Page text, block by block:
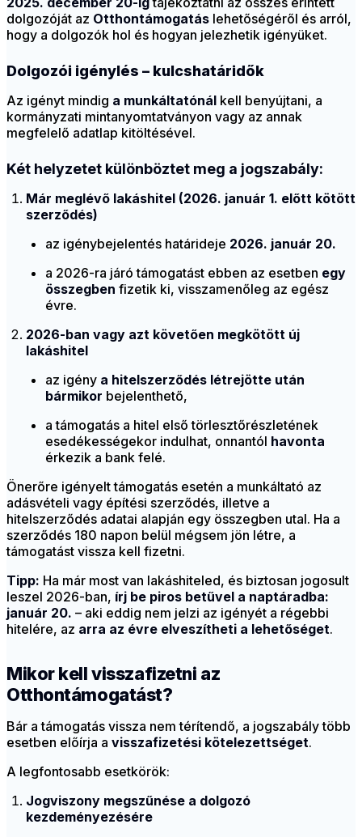
dolgozóját az Otthontámogatás lehetőségéről és arról,
hogy a dolgozók hol és hogyan jelezhetik igényüket.
Dolgozói igénylés – kulcshatáridők
Az igényt mindig a munkáltatónál kell benyújtani, a
kormányzati mintanyomtatványon vagy az annak
megfelelő adatlap kitöltésével.
Két helyzetet különböztet meg a jogszabály:
Már meglévő lakáshitel (2026. január 1. előtt kötött
szerződés)
az igénybejelentés határideje 2026. január 20.
a 2026-ra járó támogatást ebben az esetben egy
összegben fizetik ki, visszamenőleg az egész
évre.
2026-ban vagy azt követően megkötött új
lakáshitel
az igény a hitelszerződés létrejötte után
bármikor bejelenthető,
a támogatás a hitel első törlesztőrészletének
esedékességekor indulhat, onnantól havonta
érkezik a bank felé.
Önerőre igényelt támogatás esetén a munkáltató az
adásvételi vagy építési szerződés, illetve a
hitelszerződés adatai alapján egy összegben utal. Ha a
szerződés 180 napon belül mégsem jön létre, a
támogatást vissza kell fizetni.
Tipp: Ha már most van lakáshiteled, és biztosan jogosult
leszel 2026-ban, írj be piros betűvel a naptáradba:
január 20. – aki eddig nem jelzi az igényét a régebbi
hitelére, az arra az évre elveszítheti a lehetőséget.
Mikor kell visszafizetni az
Otthontámogatást?
Bár a támogatás vissza nem térítendő, a jogszabály több
esetben előírja a visszafizetési kötelezettséget.
A legfontosabb esetkörök:
Jogviszony megszűnése a dolgozó
kezdeményezésére